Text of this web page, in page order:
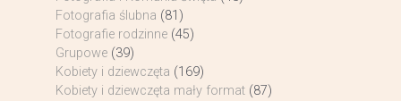
Fotografia ślubna (81)
Fotografie rodzinne (45)
Grupowe (39)
Kobiety i dziewczęta (169)
Kobiety i dziewczęta mały format (87)